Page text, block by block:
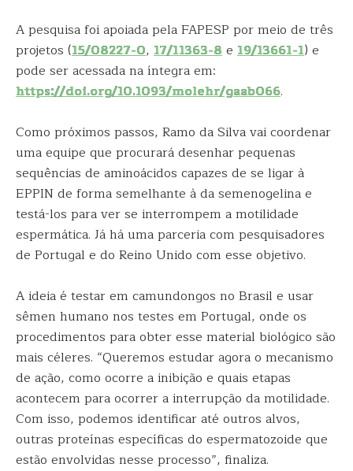
A pesquisa foi apoiada pela FAPESP por meio de três
projetos (15/08227-0, 17/11363-8e 19/13661-1) e
pode ser acessada na íntegra em:
https://doi.org/10.1093/molehr/gaab066.
Como próximos passos, Ramo da Silva vai coordenar
uma equipe que procurará desenhar pequenas
sequências de aminoácidos capazes de se ligar à
EPPIN de forma semelhante à da semenogelina e
testá-los para ver se interrompem a motilidade
espermática. Já há uma parceria com pesquisadores
de Portugal e do Reino Unido com esse objetivo.
A ideia é testar em camundongos no Brasil e usar
sêmen humano nos testes em Portugal, onde os
procedimentos para obter esse material biológico são
mais céleres. “Queremos estudar agora o mecanismo
de ação, como ocorre a inibição e quais etapas
acontecem para ocorrer a interrupção da motilidade.
Com isso, podemos identificar até outros alvos,
outras proteínas específicas do espermatozoide que
estão envolvidas nesse processo”, finaliza.